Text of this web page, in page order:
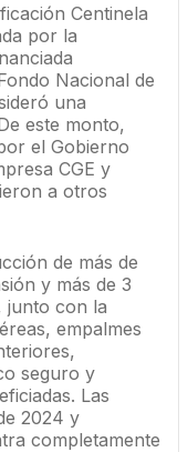
Centinela
por la
Nacional de
una
este monto,
el Gobierno
CGE y
a otros
de más de
y más de 3
junto con la
empalmes
seguro y
Las
2024 y
completamente